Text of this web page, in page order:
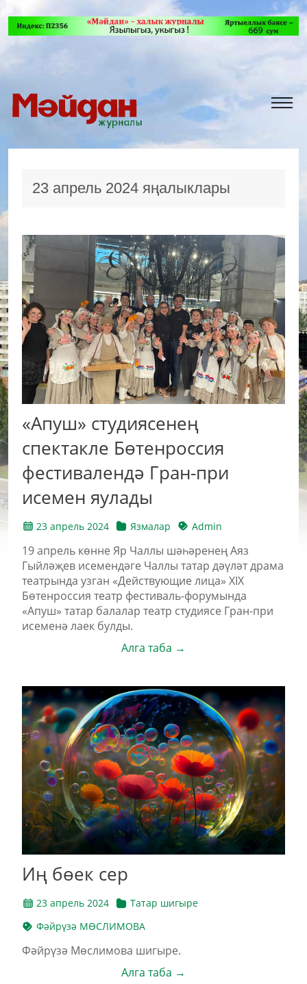
23 апрель 2024 яңалыклары
«Апуш» студиясенең
спектакле Бөтенроссия
фестивалендә Гран-при
исемен яулады
23 апрель 2024 Язмалар Admin
19 апрель көнне Яр Чаллы шәһәренең Аяз
Гыйләҗев исемендәге Чаллы татар дәүләт драма
театрында узган «Действующие лица» XIX
Бөтенроссия театр фестиваль-форумында
«Апуш» татар балалар театр студиясе Гран-при
исеменә лаек булды.
Алга таба →
Иң бөек сер
23 апрель 2024
Татар шигыре
Фәйрүзә МӨСЛИМОВА
Фәйрүзә Мөслимова шигыре.
Алга таба →